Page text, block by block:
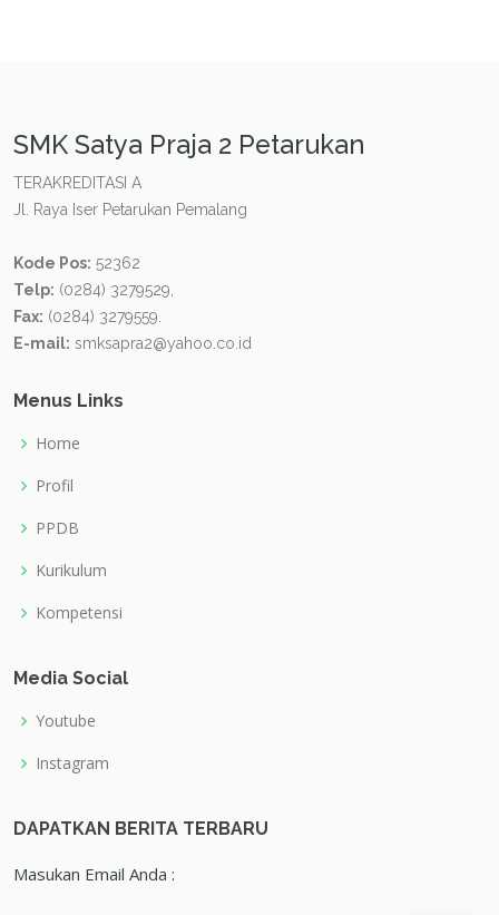
SMK Satya Praja 2 Petarukan
TERAKREDITASI A
Jl. Raya Iser Petarukan Pemalang
Kode Pos: 52362
Telp: (0284) 3279529,
Fax: (0284) 3279559.
E-mail: smksapra2@yahoo.co.id
Menus Links
Home
Profil
PPDB
Kurikulum
Kompetensi
Media Social
Youtube
Instagram
DAPATKAN BERITA TERBARU
Masukan Email Anda :